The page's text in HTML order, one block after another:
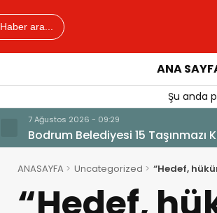
Haber ara...
ANA
Şu anda
7 Ağustos 2026 - 09:23
Kazıdan Mezar Çıktı, Çalışmalar
ANASAYFA Uncategorized “Hedef,